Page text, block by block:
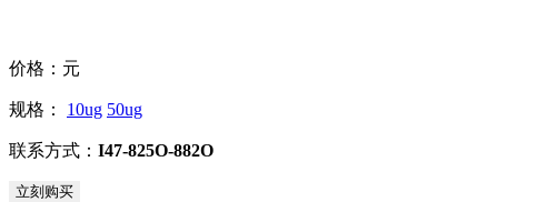
价格： 元
规格： 10ug 50ug
联系方式： I47-825O-882O
立刻购买